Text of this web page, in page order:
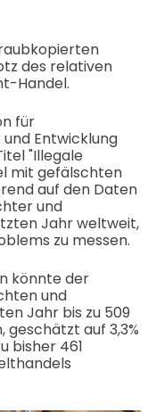
des relativen
Handel.
für
Entwicklung
"Illegale
mit gefälschten
auf den Daten
und
Jahr weltweit,
zu messen.
könnte der
und
Jahr bis zu 509
auf 3,3%
bisher 461